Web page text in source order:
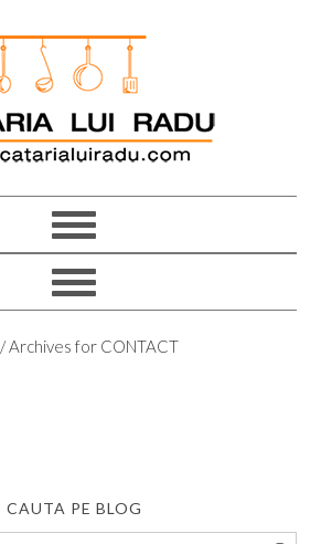
/Archives for CONTACT
CAUTA PE BLOG